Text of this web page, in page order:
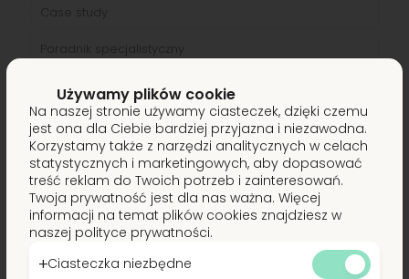
Case study
Poradnik specjalistyczny
Transport drogowy
Transport kolejowy
Transport lotniczy
Transport morski
Z życia fimy
Używamy plików cookie
Na naszej stronie używamy ciasteczek, dzięki czemu
jest ona dla Ciebie bardziej przyjazna i niezawodna.
Korzystamy także z narzędzi analitycznych w celach
statystycznych i marketingowych, aby dopasować
treść reklam do Twoich potrzeb i zainteresowań.
Twoja prywatność jest dla nas ważna. Więcej
informacji na temat plików cookies znajdziesz w
naszej polityce prywatności.
Ciasteczka niezbędne